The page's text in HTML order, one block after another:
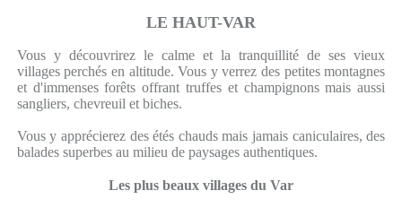
LE HAUT-VAR
Vous y découvrirez le calme et la tranquillité de ses vieux
villages perchés en altitude. Vous y verrez des petites montagnes
et d'immenses forêts offrant truffes et champignons mais aussi
sangliers, chevreuil et biches.
Vous y apprécierez des étés chauds mais jamais caniculaires, des
balades superbes au milieu de paysages authentiques.
Les plus beaux villages du Var